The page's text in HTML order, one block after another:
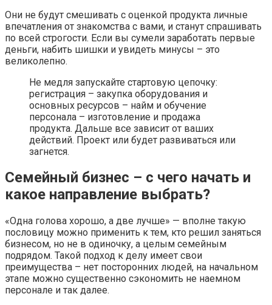
Они не будут смешивать с оценкой продукта личные
впечатления от знакомства с вами, и станут спрашивать
по всей строгости. Если вы сумели заработать первые
деньги, набить шишки и увидеть минусы – это
великолепно.
Не медля запускайте стартовую цепочку:
регистрация – закупка оборудования и
основных ресурсов – найм и обучение
персонала – изготовление и продажа
продукта. Дальше все зависит от ваших
действий. Проект или будет развиваться или
загнется.
Семейный бизнес – с чего начать и
какое направление выбрать?
«Одна голова хорошо, а две лучше» — вполне такую
пословицу можно применить к тем, кто решил заняться
бизнесом, но не в одиночку, а целым семейным
подрядом. Такой подход к делу имеет свои
преимущества – нет посторонних людей, на начальном
этапе можно существенно сэкономить не наемном
персонале и так далее.